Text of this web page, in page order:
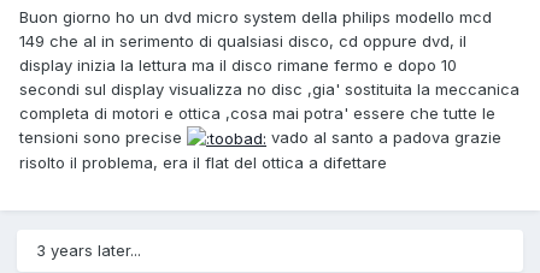
Buon giorno ho un dvd micro system della philips modello mcd
149 che al in serimento di qualsiasi disco, cd oppure dvd, il
display inizia la lettura ma il disco rimane fermo e dopo 10
secondi sul display visualizza no disc ,gia' sostituita la meccanica
completa di motori e ottica ,cosa mai potra' essere che tutte le
tensioni sono precise
vado al santo a padova grazie
risolto il problema, era il flat del ottica a difettare
3 years later...